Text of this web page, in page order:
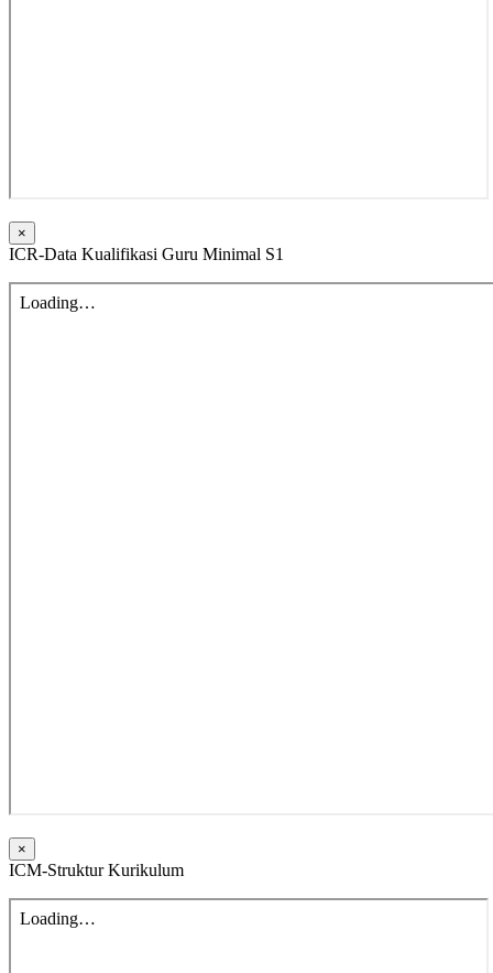
×
ICR-Data Kualifikasi Guru Minimal S1
×
ICM-Struktur Kurikulum